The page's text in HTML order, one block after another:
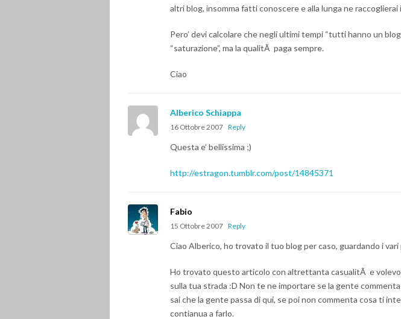
altri blog, insomma fatti conoscere e alla lunga ne
Pero’ devi calcolare che negli ultimi tempi “tutti hanno un
“saturazione”, ma la qualitÃ paga sempre.
Ciao
Alberico Schiappa
16 Ottobre 2007 Reply
Questa e’ bellissima ;)
http://estragon.tumblr.com/post/14845371
Fabio
15 Ottobre 2007 Reply
Ciao Alberico, ho trovato il tuo blog per caso, guardando i
Ho trovato questo articolo con altrettanta casualitÃ e
sulla tua strada :D Non te ne importare se la gente
sai che la gente passa di qui, se poi non commenta cosa ti
contianua a farlo.